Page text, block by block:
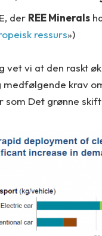
der REE Minerals
ressurs»)
vet vi at den raskt
medfølgende krav
som Det grønne